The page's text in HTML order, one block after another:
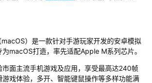
）是一款针对手游玩家开发的安卓模拟
macOS打造，率先适配Apple M系列芯片。
面主流手机游戏及应用，享受最高达240帧
戏体验，多开、智能键鼠操作等多样功能满